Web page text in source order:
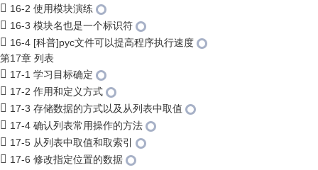
16-2 使用模块演练
16-3 模块名也是一个标识符
16-4 [科普]pyc文件可以提高程序执行速度
第17章 列表
17-1 学习目标确定
17-2 作用和定义方式
17-3 存储数据的方式以及从列表中取值
17-4 确认列表常用操作的方法
17-5 从列表中取值和取索引
17-6 修改指定位置的数据